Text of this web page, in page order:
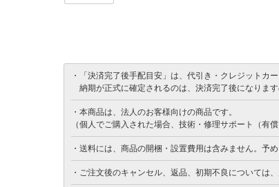
・「決済完了後手配目安」は、代引き・クレジットカ
納期が正式に確定されるのは、決済完了後になります
・本商品は、法人のお客様向けの商品です。
（個人でご購入された場合、技術・修理サポート（有
・送料には、商品の開梱・設置費用は含みません。予め
・ご注文後のキャンセル、返品、初期不良については